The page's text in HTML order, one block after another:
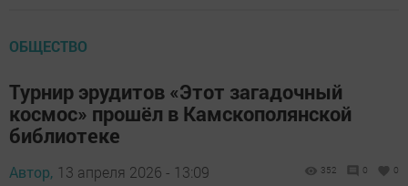
ОБЩЕСТВО
Турнир эрудитов «Этот загадочный
космос» прошёл в Камскополянской
библиотеке
Автор, 13 апреля 2026 - 13:09 352 0 0